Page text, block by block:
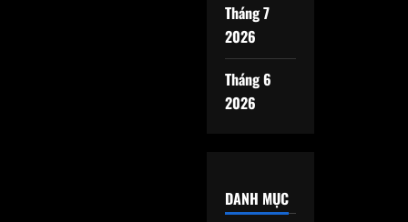
Tháng 7
2026
Tháng 6
2026
DANH MỤC